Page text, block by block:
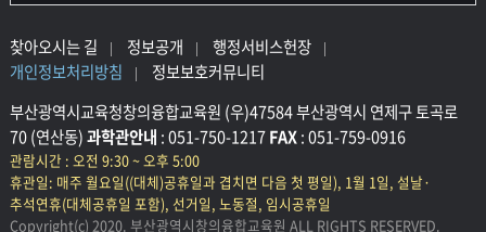
찾아오시는 길 정보공개
행정서비스헌장
개인정보처리방침
정보보호커뮤니티
부산광역시교육청창의융합교육원 (우)47584 부산광역시 연제구 토곡로
70 (연산동)과학관안내 : 051-750-1217FAX: 051-759-0916
관람시간 : 오전 9:30 ~ 오후 5:00
휴관일: 매주 월요일((대체)공휴일과 겹치면 다음 첫 평일), 1월 1일, 설날·
추석연휴(대체공휴일 포함), 선거일, 노동절, 임시공휴일
Copyright(c) 2020. 부산광역시창의융합교육원 ALL RIGHTS RESERVED.